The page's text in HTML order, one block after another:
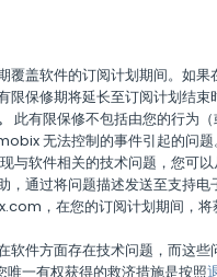
覆盖软件的订阅计划期间。如果
限保修期将延长至订阅计划结束
此有限保修不包括由您的行为（
无法控制的事件引起的问题。
与软件相关的技术问题，您可
通过将问题描述发送至支持电
，在您的订阅计划期间，
软件方面存在技术问题，而这些
一有权获得的救济措施是按照